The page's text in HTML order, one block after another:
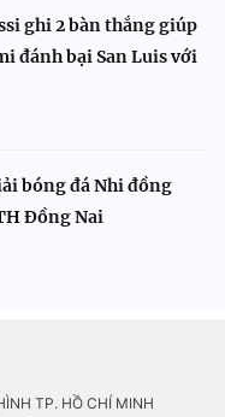
ghi 2 bàn thắng giúp
đánh bại San Luis với
bóng đá Nhi đồng
Đồng Nai
TP. HỒ CHÍ MINH